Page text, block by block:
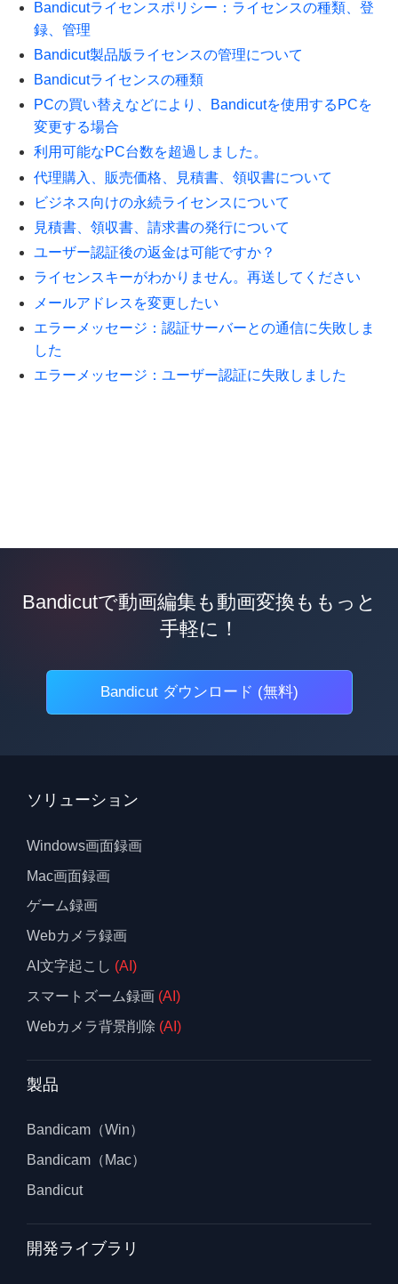
Bandicutライセンスポリシー：ライセンスの種類、登
録、管理
Bandicut製品版ライセンスの管理について
Bandicutライセンスの種類
PCの買い替えなどにより、Bandicutを使用するPCを
変更する場合
利用可能なPC台数を超過しました。
代理購入、販売価格、見積書、領収書について
ビジネス向けの永続ライセンスについて
見積書、領収書、請求書の発行について
ユーザー認証後の返金は可能ですか？
ライセンスキーがわかりません。再送してください
メールアドレスを変更したい
エラーメッセージ：認証サーバーとの通信に失敗しま
した
エラーメッセージ：ユーザー認証に失敗しました
Bandicutで動画編集も動画変換ももっと
手軽に！
Bandicut ダウンロード (無料)
ソリューション
Windows画面録画
Mac画面録画
ゲーム録画
Webカメラ録画
AI文字起こし (AI)
スマートズーム録画 (AI)
Webカメラ背景削除 (AI)
製品
Bandicam（Win）
Bandicam（Mac）
Bandicut
開発ライブラリ